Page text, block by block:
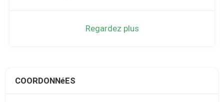
Regardez plus
COORDONNéES